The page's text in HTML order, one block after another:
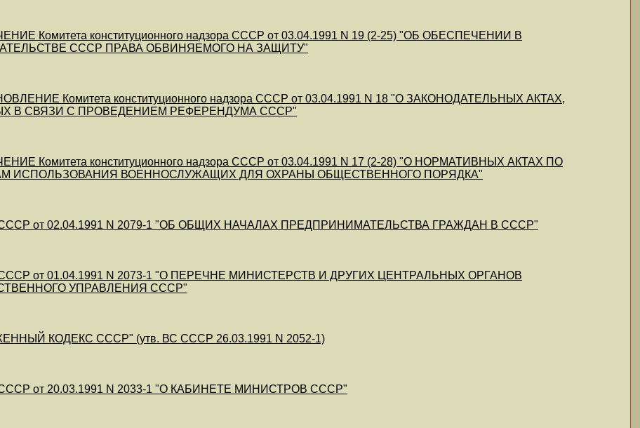
Комитета конституционного надзора СССР от 03.04.1991 N 19 (2-25) "ОБ ОБЕСПЕЧЕНИИ В
СССР ПРАВА ОБВИНЯЕМОГО НА ЗАЩИТУ"
Комитета конституционного надзора СССР от 03.04.1991 N 18 "О ЗАКОНОДАТЕЛЬНЫХ АКТАХ,
В СВЯЗИ С ПРОВЕДЕНИЕМ РЕФЕРЕНДУМА СССР"
Комитета конституционного надзора СССР от 03.04.1991 N 17 (2-28) "О НОРМАТИВНЫХ АКТАХ ПО
ИСПОЛЬЗОВАНИЯ ВОЕННОСЛУЖАЩИХ ДЛЯ ОХРАНЫ ОБЩЕСТВЕННОГО ПОРЯДКА"
от 02.04.1991 N 2079-1 "ОБ ОБЩИХ НАЧАЛАХ ПРЕДПРИНИМАТЕЛЬСТВА ГРАЖДАН В СССР"
от 01.04.1991 N 2073-1 "О ПЕРЕЧНЕ МИНИСТЕРСТВ И ДРУГИХ ЦЕНТРАЛЬНЫХ ОРГАНОВ
УПРАВЛЕНИЯ СССР"
КОДЕКС СССР" (утв. ВС СССР 26.03.1991 N 2052-1)
от 20.03.1991 N 2033-1 "О КАБИНЕТЕ МИНИСТРОВ СССР"